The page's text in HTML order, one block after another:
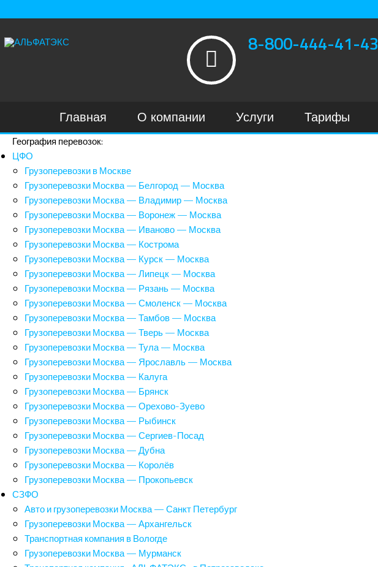
8-800-444-41-43
Главная О компании Услуги Тарифы
География перевозок:
ЦФО
Грузоперевозки в Москве
Грузоперевозки Москва — Белгород — Москва
Грузоперевозки Москва — Владимир — Москва
Грузоперевозки Москва — Воронеж — Москва
Грузоперевозки Москва — Иваново — Москва
Грузоперевозки Москва — Кострома
Грузоперевозки Москва — Курск — Москва
Грузоперевозки Москва — Липецк — Москва
Грузоперевозки Москва — Рязань — Москва
Грузоперевозки Москва — Смоленск — Москва
Грузоперевозки Москва — Тамбов — Москва
Грузоперевозки Москва — Тверь — Москва
Грузоперевозки Москва — Тула — Москва
Грузоперевозки Москва — Ярославль — Москва
Грузоперевозки Москва — Калуга
Грузоперевозки Москва — Брянск
Грузоперевозки Москва — Орехово-Зуево
Грузоперевозки Москва — Рыбинск
Грузоперевозки Москва — Сергиев-Посад
Грузоперевозки Москва — Дубна
Грузоперевозки Москва — Королёв
Грузоперевозки Москва — Прокопьевск
СЗФО
Авто и грузоперевозки Москва — Санкт Петербург
Грузоперевозки Москва — Архангельск
Транспортная компания в Вологде
Грузоперевозки Москва — Мурманск